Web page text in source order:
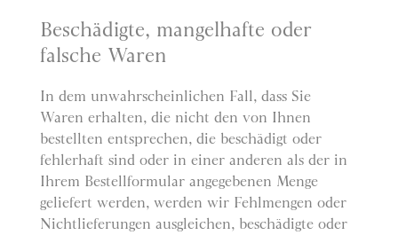
Beschädigte, mangelhafte oder
falsche Waren
In dem unwahrscheinlichen Fall, dass Sie
Waren erhalten, die nicht den von Ihnen
bestellten entsprechen, die beschädigt oder
fehlerhaft sind oder in einer anderen als der in
Ihrem Bestellformular angegebenen Menge
geliefert werden, werden wir Fehlmengen oder
Nichtlieferungen ausgleichen, beschädigte oder